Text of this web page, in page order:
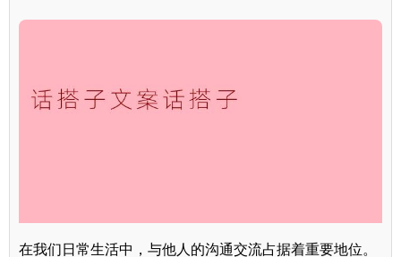
在我们日常生活中，与他人的沟通交流占据着重要地位。